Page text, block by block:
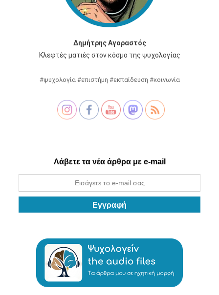
Δημήτρης Αγοραστός
Κλεφτές ματιές στον κόσμο της ψυχολογίας
#ψυχολογία #επιστήμη #εκπαίδευση #κοινωνία
Λάβετε τα νέα άρθρα με e-mail